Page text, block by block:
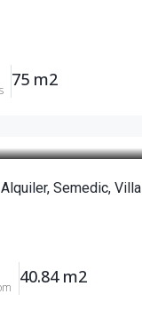
75 m2
Semedic,
40.84 m2